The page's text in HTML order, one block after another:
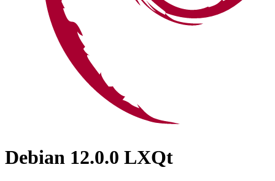
Debian 12.0.0 LXQt